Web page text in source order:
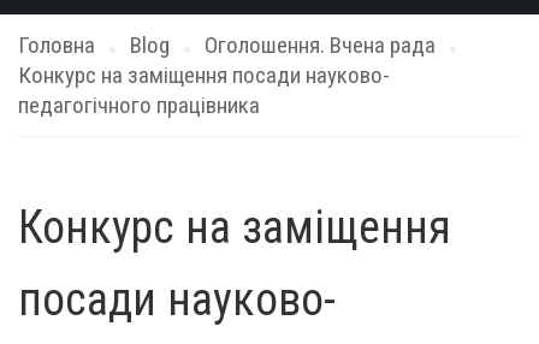
Головна Blog
Оголошення. Вчена рада
Конкурс на заміщення посади науково-
педагогічного працівника
Конкурс на заміщення
посади науково-